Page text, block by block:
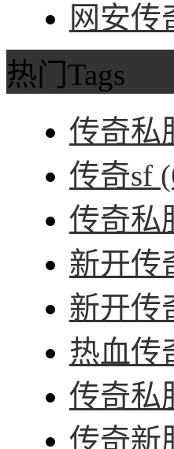
网安传
热门Tags
传奇私
传奇sf
传奇私
新开传
新开传
热血传
传奇私
传奇新